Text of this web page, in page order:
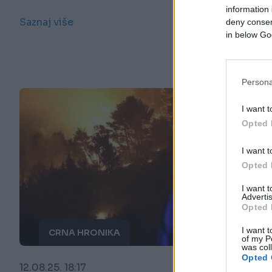
information
deny
in below
I want
Opted
I want
Opted
I want
Opted
I want
of my
was
Opted
Saznaj više
CRNA HRONIKA
12.08.25. 18:17